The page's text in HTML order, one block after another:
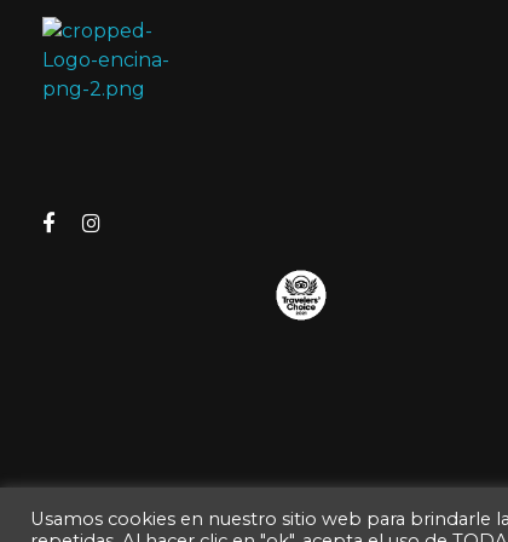
Usamos cookies en nuestro sitio web para brindarle